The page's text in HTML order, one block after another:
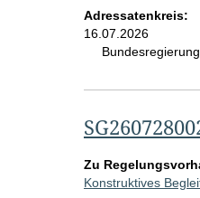
Adressatenkreis:
16.07.2026
Zu
Konstruktives